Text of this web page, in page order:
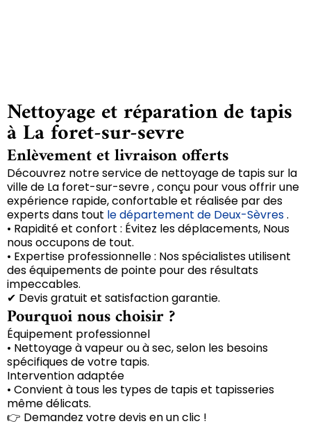
Nettoyage et réparation de tapis
à La foret-sur-sevre
Enlèvement et livraison offerts
Découvrez notre service de nettoyage de tapis sur la
ville de La foret-sur-sevre , conçu pour vous offrir une
expérience rapide, confortable et réalisée par des
experts dans tout le département de Deux-Sèvres.
• Rapidité et confort : Évitez les déplacements, Nous
nous occupons de tout.
• Expertise professionnelle : Nos spécialistes utilisent
des équipements de pointe pour des résultats
impeccables.
✔ Devis gratuit et satisfaction garantie.
Pourquoi nous choisir ?
Équipement professionnel
• Nettoyage à vapeur ou à sec, selon les besoins
spécifiques de votre tapis.
Intervention adaptée
• Convient à tous les types de tapis et tapisseries
même délicats.
👉 Demandez votre devis en un clic !